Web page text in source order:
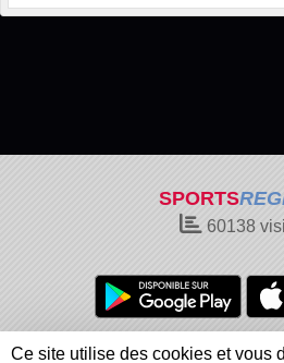
SPORTS
60138
Charte cookies
Ce site utilise des cookies et vous